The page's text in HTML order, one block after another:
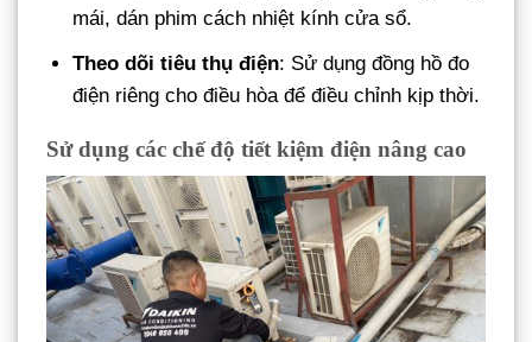
mái, dán phim cách nhiệt kính cửa sổ.
Theo dõi tiêu thụ điện: Sử dụng đồng hồ đo
điện riêng cho điều hòa để điều chỉnh kịp thời.
Sử dụng các chế độ tiết kiệm điện nâng cao